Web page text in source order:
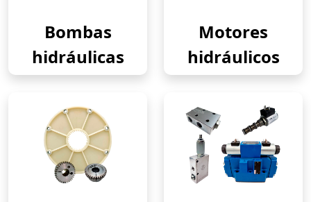
Bombas
hidráulicas
Motores
hidráulicos